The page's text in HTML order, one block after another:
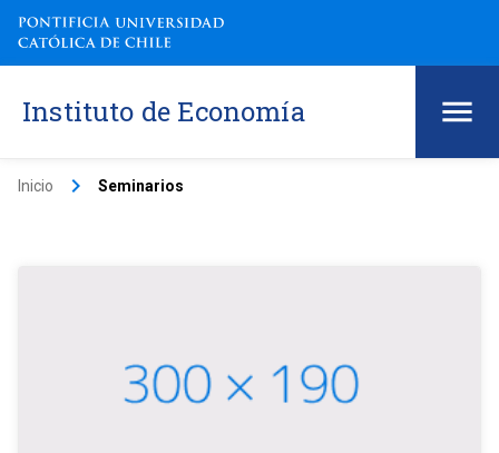
Instituto de Economía
Inicio keyboard_arrow_right Seminarios